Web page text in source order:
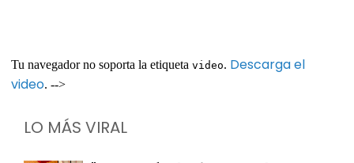
Tu navegador no soporta la etiqueta video. Descarga el
video. -->
LO MÁS VIRAL